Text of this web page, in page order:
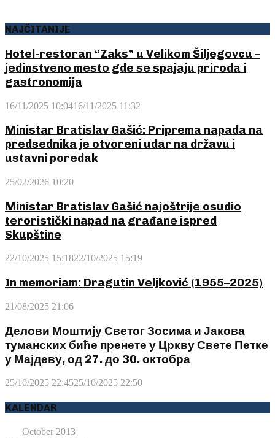
NAJČITANIJE
Hotel-restoran “Zaks” u Velikom Šiljegovcu –
jedinstveno mesto gde se spajaju priroda i
gastronomija
16/11/2025 10:0416/11/2025 11:32
Ministar Bratislav Gašić: Priprema napada na
predsednika je otvoreni udar na državu i
ustavni poredak
25/02/2026 10:20
Ministar Bratislav Gašić najoštrije osudio
teroristički napad na građane ispred
Skupštine
22/10/2025 15:1822/10/2025 15:19
In memoriam: Dragutin Veljković (1955–2025)
21/08/2025 21:06
Делови Моштију Светог Зосима и Јакова
туманских биће пренете у Цркву Свете Петке
у Мајдеву, од 27. до 30. октобра
25/10/2025 22:4525/10/2025 22:50
KALENDAR
October 2013